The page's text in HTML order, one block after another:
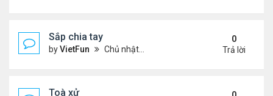
Sắp chia tay
byVietFun Chủ nhật Tháng 11 14, 2021 9:09 pm
0
Trả lời
Toà xử